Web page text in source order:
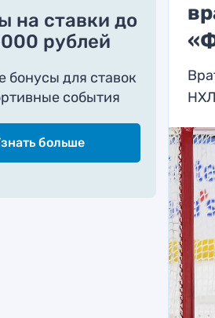
на ставки до
рублей
бонусы для ставок
события
больше